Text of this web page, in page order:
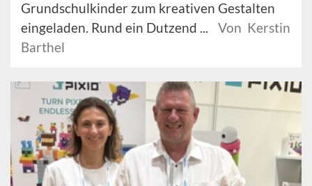
Grundschulkinder zum kreativen Gestalten
eingeladen. Rund ein Dutzend ...
Von Kerstin
Barthel